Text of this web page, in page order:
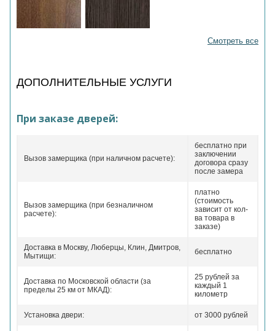
Смотреть все
ДОПОЛНИТЕЛЬНЫЕ УСЛУГИ
При заказе дверей:
Вызов замерщика (при наличном расчете):
бесплатно при
заключении
договора сразу
после замера
Вызов замерщика (при безналичном
расчете):
платно
(стоимость
зависит от кол-
ва товара в
заказе)
Доставка в Москву, Люберцы, Клин, Дмитров,
Мытищи:
бесплатно
Доставка по Московской области (за
пределы 25 км от МКАД):
25 рублей за
каждый 1
километр
Установка двери: от 3000 рублей